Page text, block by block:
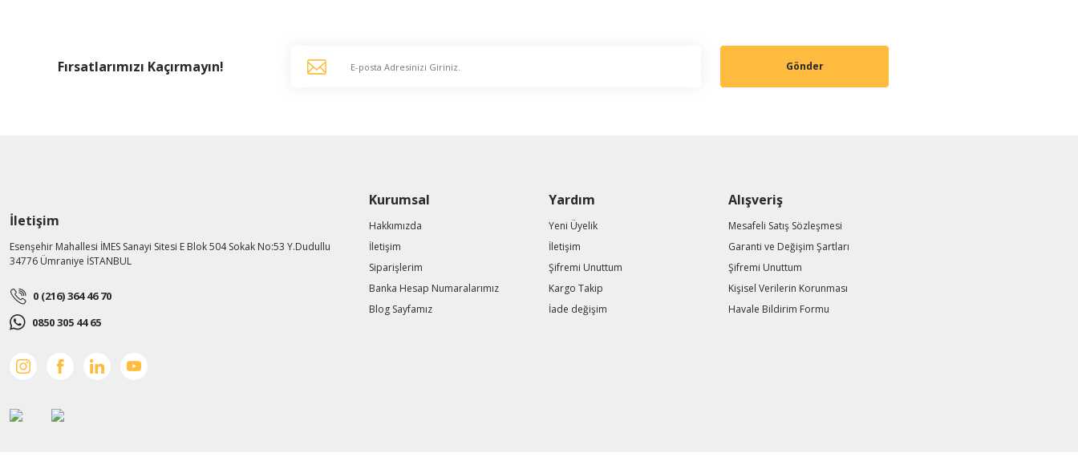
Fırsatlarımızı Kaçırmayın! Gönder
İletişim
Esenşehir Mahallesi İMES Sanayi Sitesi E Blok 504 Sokak No:53 Y.Dudullu
34776 Ümraniye İSTANBUL
0 (216) 364 46 70
0850 305 44 65
Kurumsal
Hakkımızda
İletişim
Siparişlerim
Banka Hesap Numaralarımız
Blog Sayfamız
Yardım
Yeni Üyelik
İletişim
Şifremi Unuttum
Kargo Takip
İade değişim
Alışveriş
Mesafeli Satış Sözleşmesi
Garanti ve Değişim Şartları
Şifremi Unuttum
Kişisel Verilerin Korunması
Havale Bildirim Formu